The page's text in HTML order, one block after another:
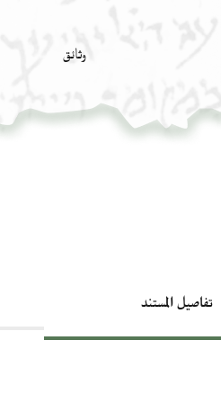
وثائق
تفاصيل المستند